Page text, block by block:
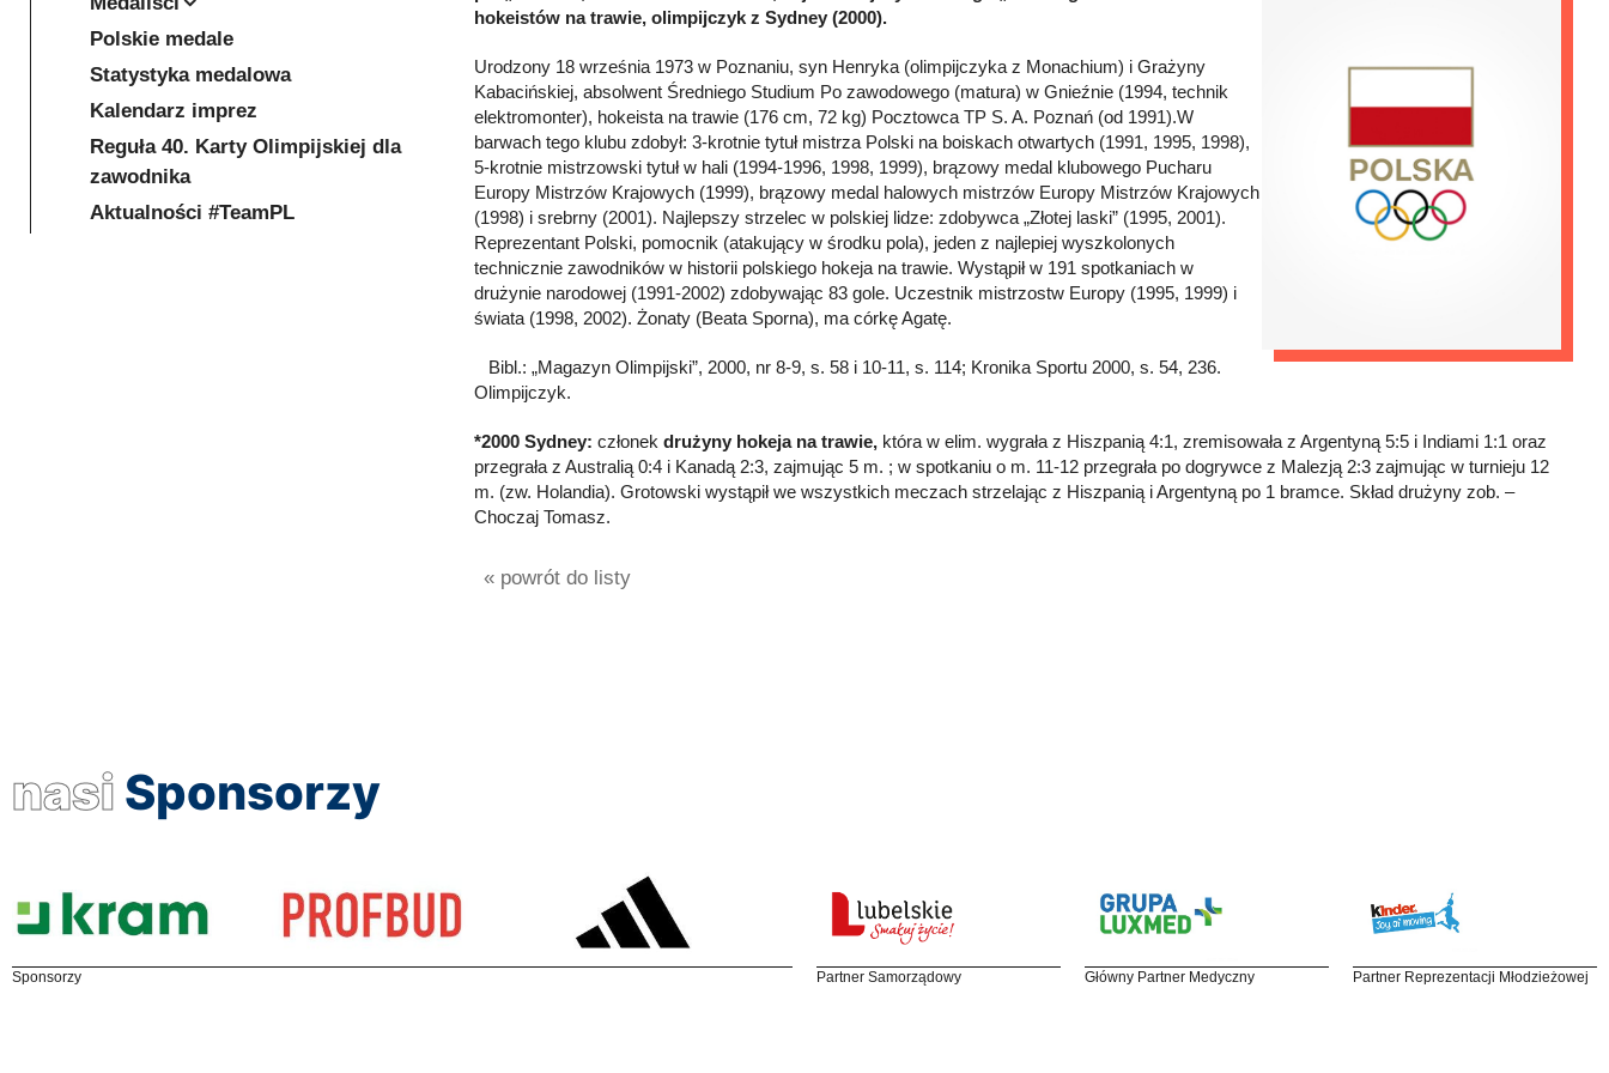
hokeistów na trawie, olimpijczyk z Sydney (2000).
Urodzony 18 września 1973 w Poznaniu, syn Henryka (olimpijczyka z Monachium) i Grażyny
Kabacińskiej, absolwent Średniego Studium Po zawodowego (matura) w Gnieźnie (1994, technik
elektromonter), hokeista na trawie (176 cm, 72 kg) Pocztowca TP S. A. Poznań (od 1991).W
barwach tego klubu zdobył: 3-krotnie tytuł mistrza Polski na boiskach otwartych (1991, 1995, 1998),
5-krotnie mistrzowski tytuł w hali (1994-1996, 1998, 1999), brązowy medal klubowego Pucharu
Europy Mistrzów Krajowych (1999), brązowy medal halowych mistrzów Europy Mistrzów Krajowych
(1998) i srebrny (2001). Najlepszy strzelec w polskiej lidze: zdobywca „Złotej laski” (1995, 2001).
Reprezentant Polski, pomocnik (atakujący w środku pola), jeden z najlepiej wyszkolonych
technicznie zawodników w historii polskiego hokeja na trawie. Wystąpił w 191 spotkaniach w
drużynie narodowej (1991-2002) zdobywając 83 gole. Uczestnik mistrzostw Europy (1995, 1999) i
świata (1998, 2002). Żonaty (Beata Sporna), ma córkę Agatę.
Bibl.: „Magazyn Olimpijski”, 2000, nr 8-9, s. 58 i 10-11, s. 114; Kronika Sportu 2000, s. 54, 236.
Olimpijczyk.
*2000 Sydney: członek drużyny hokeja na trawie, która w elim. wygrała z Hiszpanią 4:1, zremisowała z Argentyną 5:5 i Indiami 1:1 oraz
przegrała z Australią 0:4 i Kanadą 2:3, zajmując 5 m. ; w spotkaniu o m. 11-12 przegrała po dogrywce z Malezją 2:3 zajmując w turnieju 12
m. (zw. Holandia). Grotowski wystąpił we wszystkich meczach strzelając z Hiszpanią i Argentyną po 1 bramce. Skład drużyny zob. –
Choczaj Tomasz.
« powrót do listy
Polskie medale
Statystyka medalowa
Kalendarz imprez
Reguła 40. Karty Olimpijskiej dla
zawodnika
Aktualności #TeamPL
nasi Sponsorzy
Sponsorzy Partner Samorządowy Główny Partner Medyczny Partner Reprezentacji Młodzieżowej